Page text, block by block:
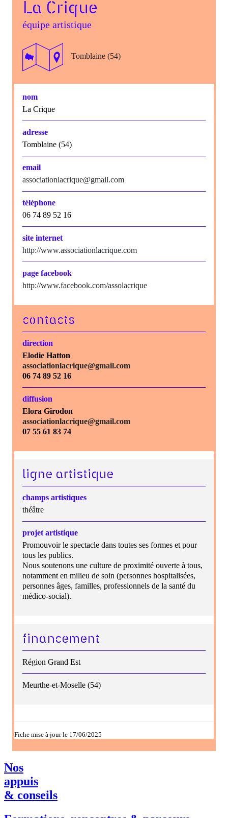
La Crique
équipe artistique
Tomblaine (54)
nom
La Crique
adresse
Tomblaine (54)
email
associationlacrique@gmail.com
téléphone
06 74 89 52 16
site internet
http://www.associationlacrique.com
page facebook
http://www.facebook.com/assolacrique
contacts
direction
Elodie Hatton
associationlacrique@gmail.com
06 74 89 52 16
diffusion
Elora Girodon
associationlacrique@gmail.com
07 55 61 83 74
ligne artistique
champs artistiques
théâtre
projet artistique
Promouvoir le spectacle dans toutes ses formes et pour
tous les publics.
Nous soutenons une culture de proximité ouverte à tous,
notamment en milieu de soin (personnes hospitalisées,
personnes âges, familles, professionnels de la santé du
médico-social).
financement
Région Grand Est
Meurthe-et-Moselle (54)
Fiche mise à jour le 17/06/2025
Nos
appuis
& conseils